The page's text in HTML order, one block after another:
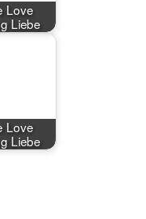
Love
Liebe
Love
Liebe